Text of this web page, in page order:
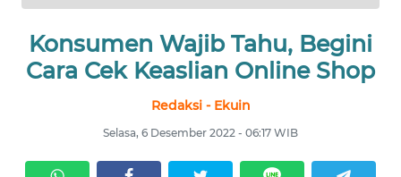
Konsumen Wajib Tahu, Begini
Cara Cek Keaslian Online Shop
Redaksi - Ekuin
Selasa, 6 Desember 2022 - 06:17 WIB
NASIONAL